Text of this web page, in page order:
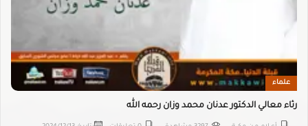
علماء
رثاء معالي الدكتور عدنان محمد وزان رحمه الله